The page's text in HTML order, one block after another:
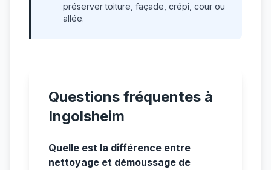
préserver toiture, façade, crépi, cour ou
allée.
Questions fréquentes à
Ingolsheim
Quelle est la différence entre
nettoyage et démoussage de